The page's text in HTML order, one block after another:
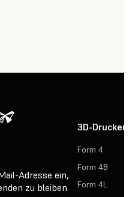
Adresse ein,
zu bleiben
3D-Drucker
Form 4
Form 4B
Form 4L